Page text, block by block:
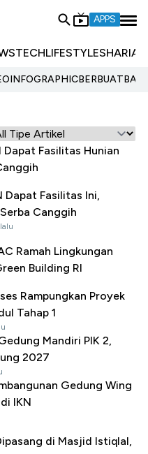
APPS
TECHLIFESTYLESHARIA
INFOGRAPHIC
Dapat Fasilitas Hunian
Dapat Fasilitas Ini,
Canggih
Ramah Lingkungan
Building RI
Rampungkan Proyek
Tahap 1
Mandiri PIK 2,
2027
Gedung Wing
IKN
di Masjid Istiqlal,